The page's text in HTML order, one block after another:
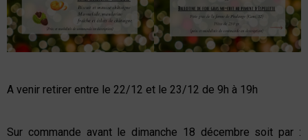
A venir retirer entre le 22/12 et le 23/12 de 9h à 19h
Sur commande avant le dimanche 18 décembre soit par :